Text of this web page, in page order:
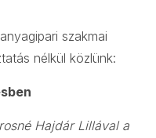
szakmai
nélkül közlünk:
Hajdár Lillával a